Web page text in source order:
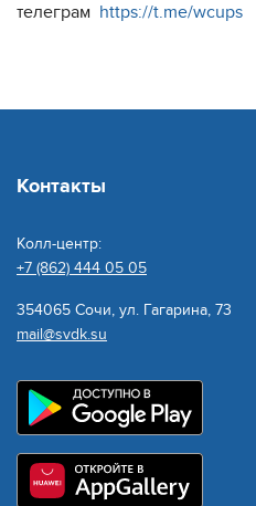
телеграм https://t.me/wcups
Контакты
Колл-центр:
+7 (862) 444 05 05
354065 Сочи, ул. Гагарина, 73
mail@svdk.su